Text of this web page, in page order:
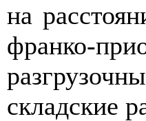
на
франко-
складские